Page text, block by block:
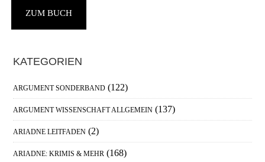
ZUM BUCH
Haupt-
Sidebar
KATEGORIEN
ARGUMENT SONDERBAND (122)
ARGUMENT WISSENSCHAFT ALLGEMEIN (137)
ARIADNE LEITFADEN (2)
ARIADNE: KRIMIS & MEHR (168)